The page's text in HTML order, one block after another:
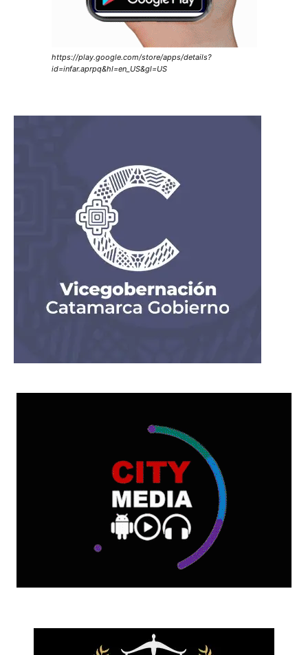
https://play.google.com/store/apps/details?
id=infar.aprpq&hl=en_US&gl=US